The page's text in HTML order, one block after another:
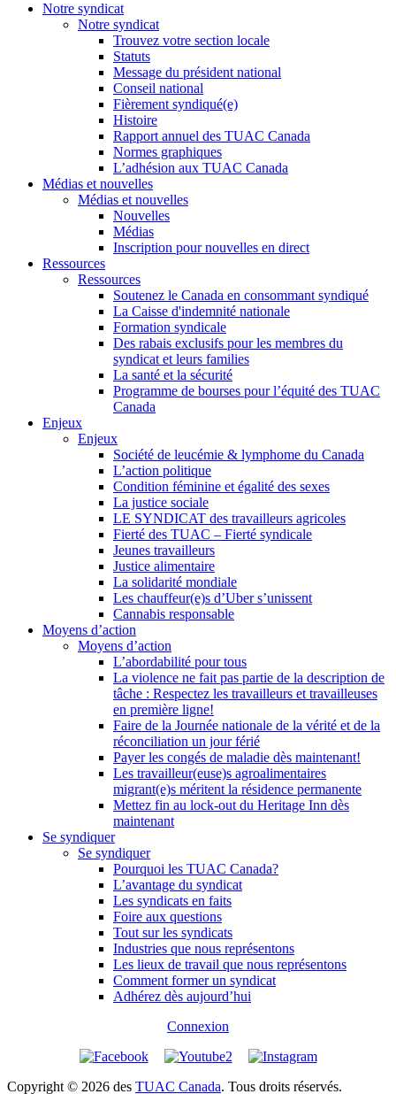
Notre syndicat
Notre syndicat
Trouvez votre section locale
Statuts
Message du président national
Conseil national
Fièrement syndiqué(e)
Histoire
Rapport annuel des TUAC Canada
Normes graphiques
L’adhésion aux TUAC Canada
Médias et nouvelles
Médias et nouvelles
Nouvelles
Médias
Inscription pour nouvelles en direct
Ressources
Ressources
Soutenez le Canada en consommant syndiqué
La Caisse d'indemnité nationale
Formation syndicale
Des rabais exclusifs pour les membres du
syndicat et leurs families
La santé et la sécurité
Programme de bourses pour l’équité des TUAC
Canada
Enjeux
Enjeux
Société de leucémie & lymphome du Canada
L’action politique
Condition féminine et égalité des sexes
La justice sociale
LE SYNDICAT des travailleurs agricoles
Fierté des TUAC – Fierté syndicale
Jeunes travailleurs
Justice alimentaire
La solidarité mondiale
Les chauffeur(e)s d’Uber s’unissent
Cannabis responsable
Moyens d’action
Moyens d’action
L’abordabilité pour tous
La violence ne fait pas partie de la description de
tâche : Respectez les travailleurs et travailleuses
en première ligne!
Faire de la Journée nationale de la vérité et de la
réconciliation un jour férié
Payer les congés de maladie dès maintenant!
Les travailleur(euse)s agroalimentaires
migrant(e)s méritent la résidence permanente
Mettez fin au lock-out du Heritage Inn dès
maintenant
Se syndiquer
Se syndiquer
Pourquoi les TUAC Canada?
L’avantage du syndicat
Les syndicats en faits
Foire aux questions
Tout sur les syndicats
Industries que nous représentons
Les lieux de travail que nous représentons
Comment former un syndicat
Adhérez dès aujourd’hui
Connexion
Copyright © 2026 des TUAC Canada. Tous droits réservés.